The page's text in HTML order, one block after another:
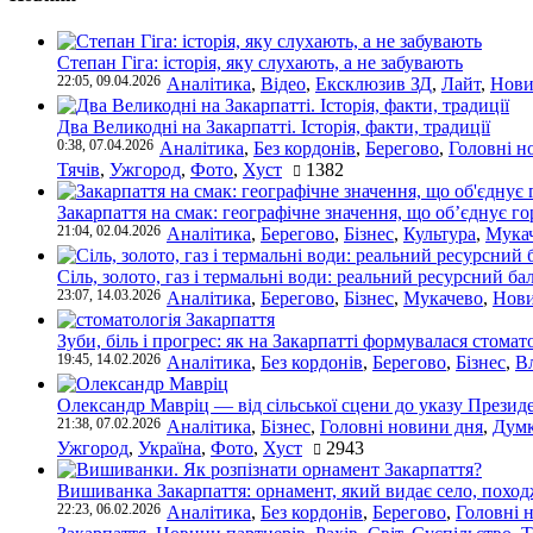
Степан Гіга: історія, яку слухають, а не забувають
22:05, 09.04.2026 Аналітика, Відео, Ексклюзив ЗД, Лайт,
Два Великодні на Закарпатті. Історія, факти, традиції
0:38, 07.04.2026 Аналітика, Без кордонів, Берегово, Головні
Тячів, Ужгород, Фото, Хуст 1382
Закарпаття на смак: географічне значення, що об’єднує
21:04, 02.04.2026 Аналітика, Берегово, Бізнес, Культура,
Сіль, золото, газ і термальні води: реальний ресурсний
23:07, 14.03.2026 Аналітика, Берегово, Бізнес, Мукачево,
Зуби, біль і прогрес: як на Закарпатті формувалася
19:45, 14.02.2026 Аналітика, Без кордонів, Берегово, Бізнес,
Олександр Мавріц — від сільської сцени до указу
21:38, 07.02.2026 Аналітика, Бізнес, Головні новини дня,
Ужгород, Україна, Фото, Хуст 2943
Вишиванка Закарпаття: орнамент, який видає село,
22:23, 06.02.2026 Аналітика, Без кордонів, Берегово, Головні